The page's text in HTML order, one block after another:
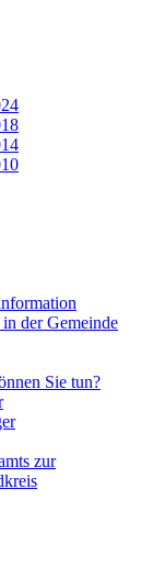
der Gemeinde
Sie tun?
zur